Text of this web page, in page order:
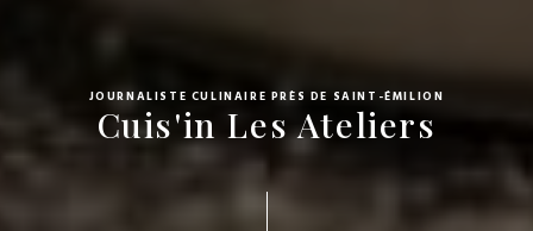
JOURNALISTE CULINAIRE PRÈS DE SAINT-ÉMILION
Cuis'in Les Ateliers